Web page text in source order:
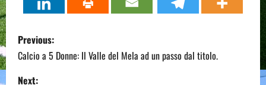
P
o
Previous:
Calcio a 5 Donne: Il Valle del Mela ad un passo dal titolo.
Next: